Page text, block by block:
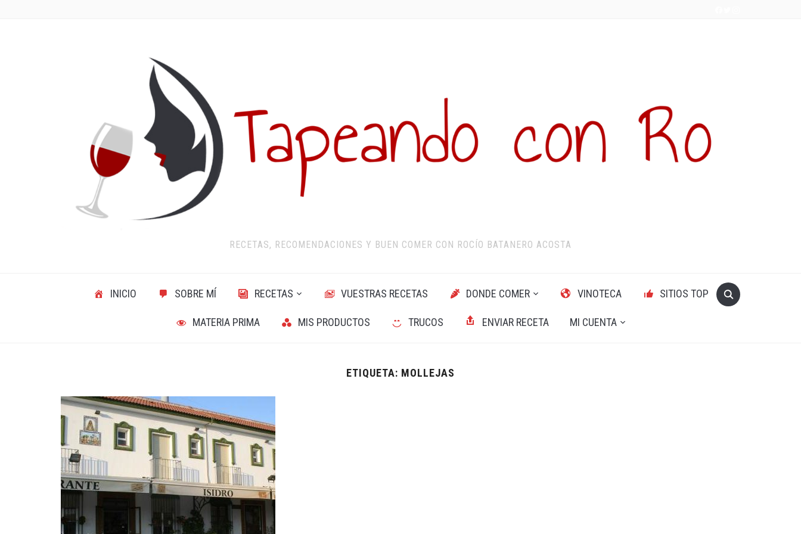
RECETAS, RECOMENDACIONES Y BUEN COMER CON ROCÍO BATANERO ACOSTA
INICIO SOBRE MÍ RECETAS VUESTRAS RECETAS DONDE COMER VINOTECA SITIOS TOP
MATERIA PRIMA MIS PRODUCTOS TRUCOS ENVIAR RECETA MI CUENTA
ETIQUETA: MOLLEJAS